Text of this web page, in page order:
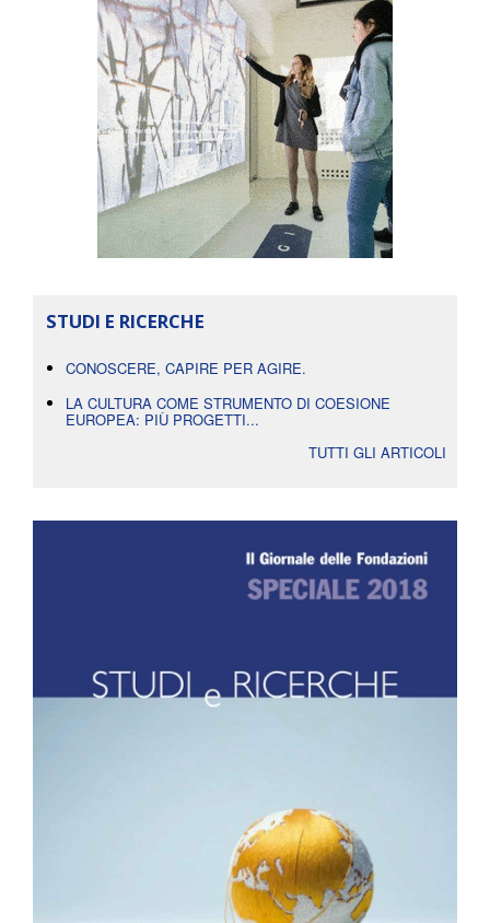
STUDI E RICERCHE
CONOSCERE, CAPIRE PER AGIRE.
LA CULTURA COME STRUMENTO DI COESIONE
EUROPEA: PIÙ PROGETTI...
TUTTI GLI ARTICOLI